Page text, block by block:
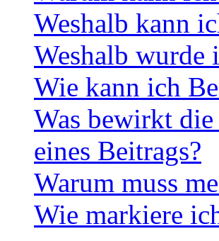
Weshalb kann
Weshalb wurde
Wie kann ich
Was bewirkt
eines Beitrags?
Warum muss
Wie markiere